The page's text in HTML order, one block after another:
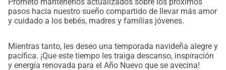
Estoy agradecida y aprecio cada contribución, y encontraré
una manera especial de agradecértelo, ¡quizás incluso con
Aquí es donde encontré la inspiración:
https://blog.ineliabenz.com/wise-women-and-birthing-
pasos hacia nuestro sueño compartido de llevar más amor
y cuidado a los bebés, madres y familias jóvenes.
Mientras tanto, les deseo una temporada navideña alegre y
pacífica. ¡Que este tiempo les traiga descanso, inspiración
y energía renovada para el Año Nuevo que se avecina!